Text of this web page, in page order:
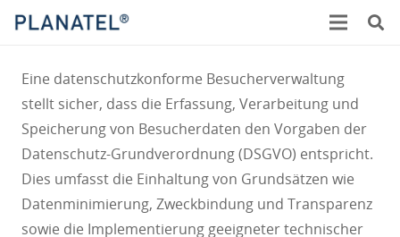
Eine datenschutzkonforme Besucherverwaltung
stellt sicher, dass die Erfassung, Verarbeitung und
Speicherung von Besucherdaten den Vorgaben der
Datenschutz-Grundverordnung (DSGVO) entspricht.
Dies umfasst die Einhaltung von Grundsätzen wie
Datenminimierung, Zweckbindung und Transparenz
sowie die Implementierung geeigneter technischer